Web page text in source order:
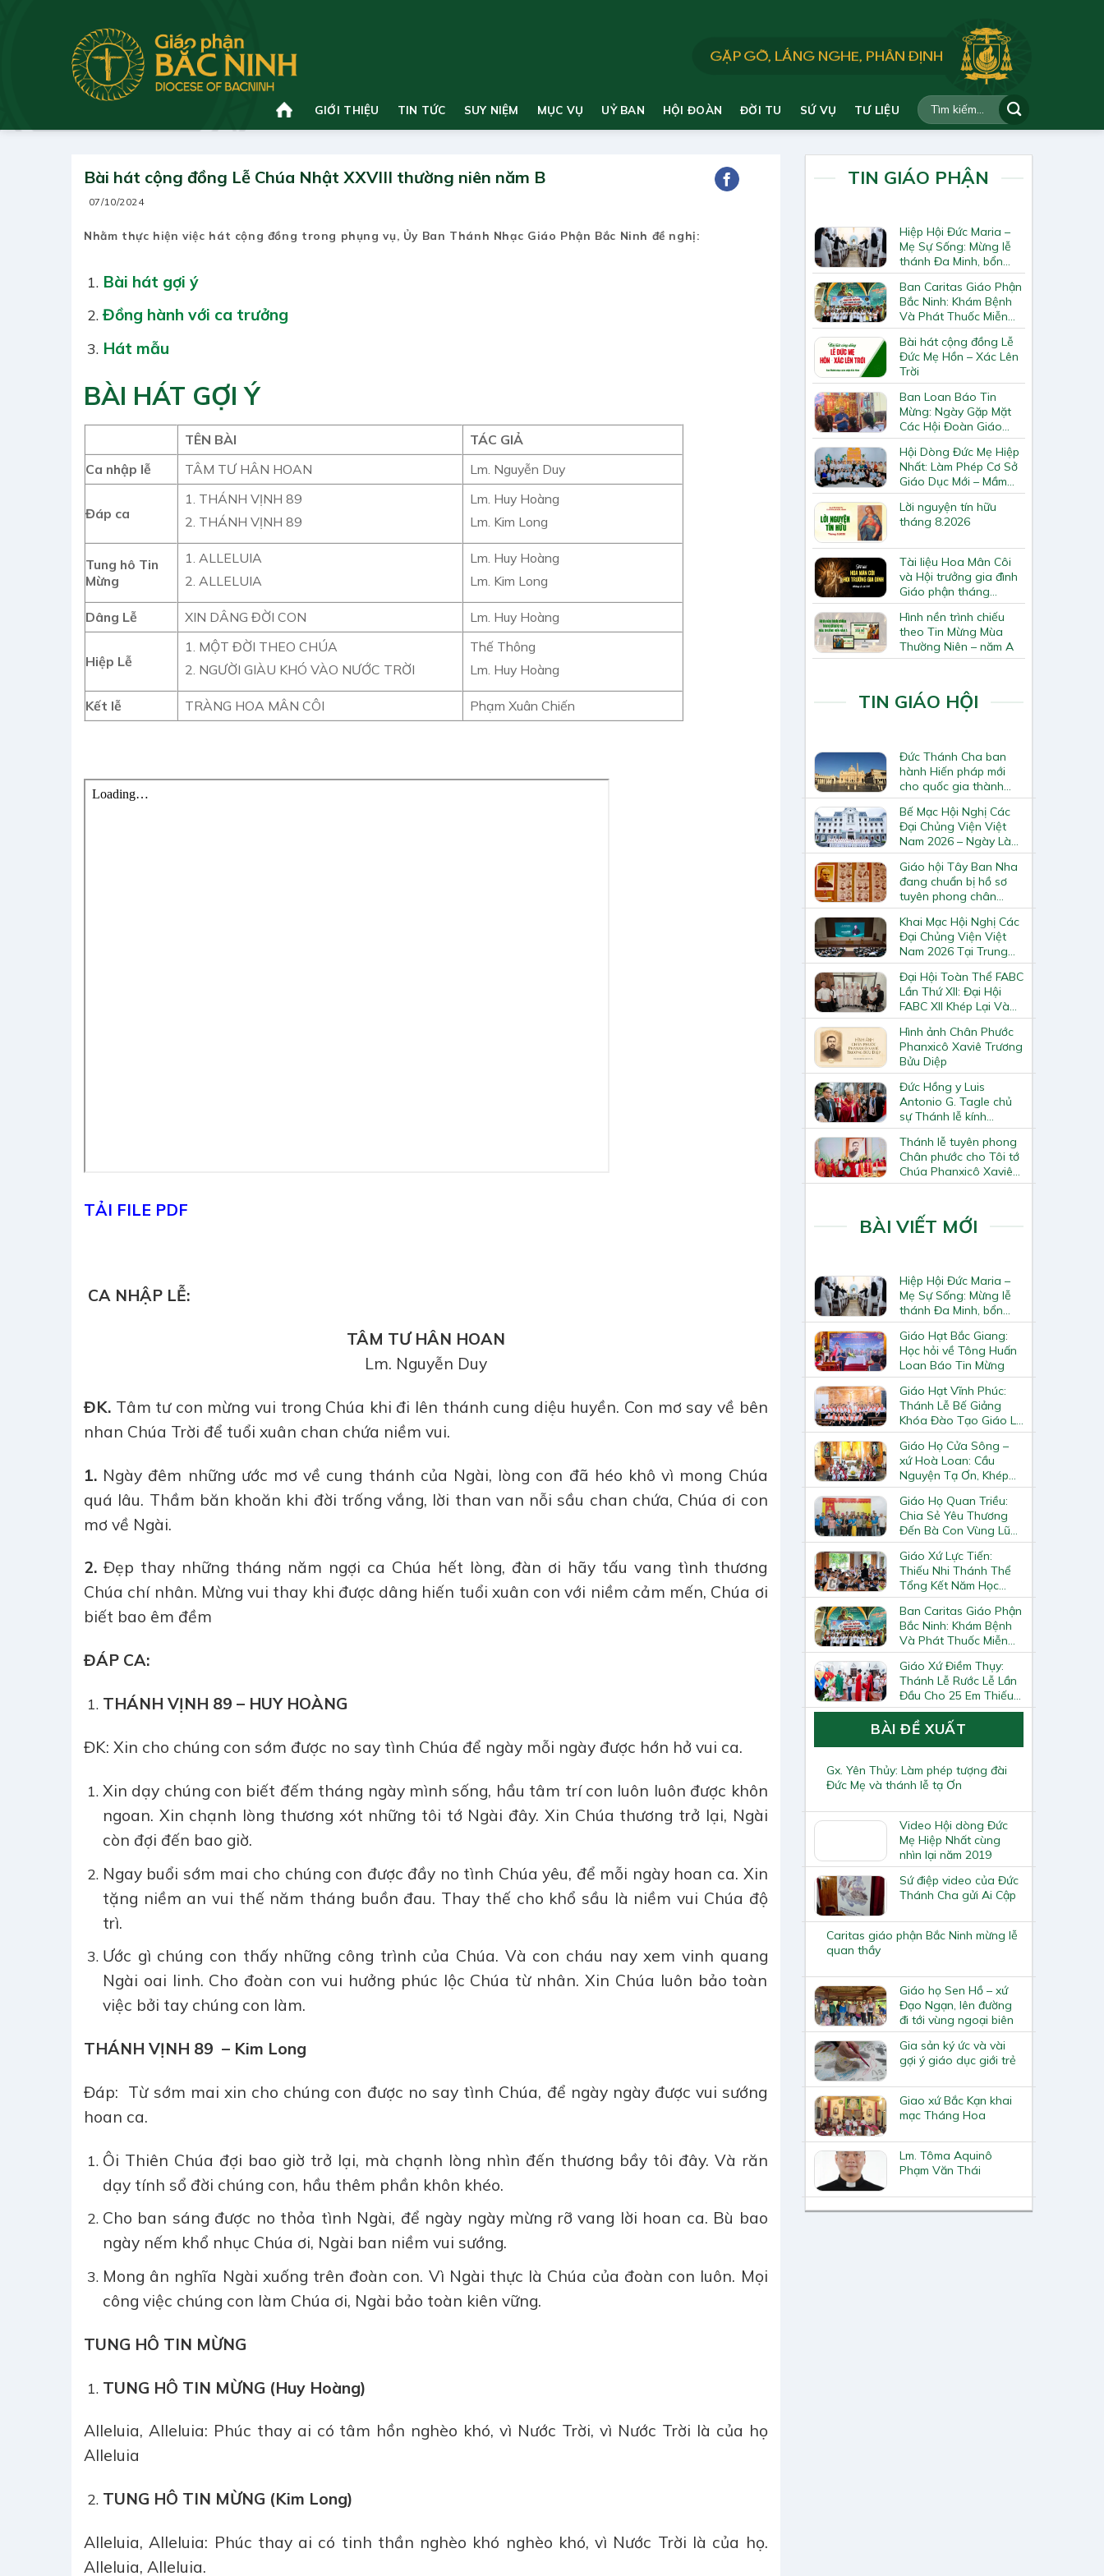
GIỚI THIỆU TIN TỨC SUY NIỆM MỤC VỤ UỶ BAN HỘI ĐOÀN ĐỜI TU SỨ VỤ TƯ LIỆU
Bài hát cộng đồng Lễ Chúa Nhật XXVIII thường niên năm B
07/10/2024
Nhằm thực hiện việc hát cộng đồng trong phụng vụ, Ủy Ban Thánh Nhạc Giáo Phận Bắc Ninh đề nghị:
Bài hát gợi ý
Đồng hành với ca trưởng
Hát mẫu
BÀI HÁT GỢI Ý
TÊN BÀI
TÁC GIẢ
Ca nhập lễ
TÂM TƯ HÂN HOAN Lm. Nguyễn Duy
Đáp ca
1. THÁNH VỊNH 89
2. THÁNH VỊNH 89
Lm. Huy Hoàng
Lm. Kim Long
Tung hô Tin
Mừng
1. ALLELUIA
2. ALLELUIA
Lm. Huy Hoàng
Lm. Kim Long
Dâng Lễ XIN DÂNG ĐỜI CON Lm. Huy Hoàng
Hiệp Lễ
1. MỘT ĐỜI THEO CHÚA
2. NGƯỜI GIÀU KHÓ VÀO NƯỚC TRỜI
Thế Thông
Lm. Huy Hoàng
Kết lễ TRÀNG HOA MÂN CÔI Phạm Xuân Chiến
TẢI FILE PDF
CA NHẬP LỄ:
TÂM TƯ HÂN HOAN
Lm. Nguyễn Duy
ĐK. Tâm tư con mừng vui trong Chúa khi đi lên thánh cung diệu huyền. Con mơ say về bên
nhan Chúa Trời để tuổi xuân chan chứa niềm vui.
1. Ngày đêm những ước mơ về cung thánh của Ngài, lòng con đã héo khô vì mong Chúa
quá lâu. Thầm băn khoăn khi đời trống vắng, lời than van nỗi sầu chan chứa, Chúa ơi con
mơ về Ngài.
2. Đẹp thay những tháng năm ngợi ca Chúa hết lòng, đàn ơi hãy tấu vang tình thương
Chúa chí nhân. Mừng vui thay khi được dâng hiến tuổi xuân con với niềm cảm mến, Chúa ơi
biết bao êm đềm
ĐÁP CA:
THÁNH VỊNH 89 – HUY HOÀNG
ĐK: Xin cho chúng con sớm được no say tình Chúa để ngày mỗi ngày được hớn hở vui ca.
Xin dạy chúng con biết đếm tháng ngày mình sống, hầu tâm trí con luôn luôn được khôn
ngoan. Xin chạnh lòng thương xót những tôi tớ Ngài đây. Xin Chúa thương trở lại, Ngài
còn đợi đến bao giờ.
Ngay buổi sớm mai cho chúng con được đầy no tình Chúa yêu, để mỗi ngày hoan ca. Xin
tặng niềm an vui thế năm tháng buồn đau. Thay thế cho khổ sầu là niềm vui Chúa độ
trì.
Ước gì chúng con thấy những công trình của Chúa. Và con cháu nay xem vinh quang
Ngài oai linh. Cho đoàn con vui hưởng phúc lộc Chúa từ nhân. Xin Chúa luôn bảo toàn
việc bởi tay chúng con làm.
THÁNH VỊNH 89 – Kim Long
Đáp: Từ sớm mai xin cho chúng con được no say tình Chúa, để ngày ngày được vui sướng
hoan ca.
Ôi Thiên Chúa đợi bao giờ trở lại, mà chạnh lòng nhìn đến thương bầy tôi đây. Và răn
dạy tính sổ đời chúng con, hầu thêm phần khôn khéo.
Cho ban sáng được no thỏa tình Ngài, để ngày ngày mừng rỡ vang lời hoan ca. Bù bao
ngày nếm khổ nhục Chúa ơi, Ngài ban niềm vui sướng.
Mong ân nghĩa Ngài xuống trên đoàn con. Vì Ngài thực là Chúa của đoàn con luôn. Mọi
công việc chúng con làm Chúa ơi, Ngài bảo toàn kiên vững.
TUNG HÔ TIN MỪNG
TUNG HÔ TIN MỪNG (Huy Hoàng)
Alleluia, Alleluia: Phúc thay ai có tâm hồn nghèo khó, vì Nước Trời, vì Nước Trời là của họ
Alleluia
TUNG HÔ TIN MỪNG (Kim Long)
Alleluia, Alleluia: Phúc thay ai có tinh thần nghèo khó nghèo khó, vì Nước Trời là của họ.
Alleluia, Alleluia.
TIN GIÁO PHẬN
Hiệp Hội Đức Maria –
Mẹ Sự Sống: Mừng lễ
thánh Đa Minh, bổn
mạng Hiệp Hội
Ban Caritas Giáo Phận
Bắc Ninh: Khám Bệnh
Và Phát Thuốc Miễn
Phí Tại Giáo Xứ Đồng
Chương
Bài hát cộng đồng Lễ
Đức Mẹ Hồn – Xác Lên
Trời
Ban Loan Báo Tin
Mừng: Ngày Gặp Mặt
Các Hội Đoàn Giáo
Hạt Bắc Giang
Hội Dòng Đức Mẹ Hiệp
Nhất: Làm Phép Cơ Sở
Giáo Dục Mới – Mầm
Non Thiên Ân
Lời nguyện tín hữu
tháng 8.2026
Tài liệu Hoa Mân Côi
và Hội trưởng gia đình
Giáo phận tháng
8.2026
Hình nền trình chiếu
theo Tin Mừng Mùa
Thường Niên – năm A
TIN GIÁO HỘI
Đức Thánh Cha ban
hành Hiến pháp mới
cho quốc gia thành
Vatican
Bế Mạc Hội Nghị Các
Đại Chủng Viện Việt
Nam 2026 – Ngày Làm
Việc Cuối Cùng
Giáo hội Tây Ban Nha
đang chuẩn bị hồ sơ
tuyên phong chân
phước và phong thánh
cho 3.344 vị
Khai Mạc Hội Nghị Các
Đại Chủng Viện Việt
Nam 2026 Tại Trung
Tâm Mục Vụ Giáo
Phận Vinh
Đại Hội Toàn Thể FABC
Lần Thứ XII: Đại Hội
FABC XII Khép Lại Và
Mở Ra Một Hành Trình
Mới Cho Giáo Hội Tại
Châu Á
Hình ảnh Chân Phước
Phanxicô Xaviê Trương
Bửu Diệp
Đức Hồng y Luis
Antonio G. Tagle chủ
sự Thánh lễ kính
Thánh Tô-ma Tông đồ
tại Nhà thờ Chính tòa
Hà Nội
Thánh lễ tuyên phong
Chân phước cho Tôi tớ
Chúa Phanxicô Xaviê
Trương Bửu Diệp
BÀI VIẾT MỚI
Hiệp Hội Đức Maria –
Mẹ Sự Sống: Mừng lễ
thánh Đa Minh, bổn
mạng Hiệp Hội
Giáo Hạt Bắc Giang:
Học hỏi về Tông Huấn
Loan Báo Tin Mừng
Giáo Hạt Vĩnh Phúc:
Thánh Lễ Bế Giảng
Khóa Đào Tạo Giáo Lý
Viên – Huynh Trưởng
Cấp II
Giáo Họ Cửa Sông –
xứ Hoà Loan: Cầu
Nguyện Tạ Ơn, Khép
Lại Khóa Huấn Luyện
Giáo Lý Viên Cấp II
Giáo Họ Quan Triều:
Chia Sẻ Yêu Thương
Đến Bà Con Vùng Lũ
Lai Châu
Giáo Xứ Lực Tiến:
Thiếu Nhi Thánh Thể
Tổng Kết Năm Học
Giáo Lý
Ban Caritas Giáo Phận
Bắc Ninh: Khám Bệnh
Và Phát Thuốc Miễn
Phí Tại Giáo Xứ Đồng
Chương
Giáo Xứ Điềm Thụy:
Thánh Lễ Rước Lễ Lần
Đầu Cho 25 Em Thiếu
Nhi
BÀI ĐỀ XUẤT
Gx. Yên Thủy: Làm phép tượng đài
Đức Mẹ và thánh lễ tạ Ơn
Video Hội dòng Đức
Mẹ Hiệp Nhất cùng
nhìn lại năm 2019
Sứ điệp video của Đức
Thánh Cha gửi Ai Cập
Caritas giáo phận Bắc Ninh mừng lễ
quan thầy
Giáo họ Sen Hồ – xứ
Đạo Ngạn, lên đường
đi tới vùng ngoại biên
Gia sản ký ức và vài
gợi ý giáo dục giới trẻ
Giao xứ Bắc Kạn khai
mạc Tháng Hoa
Lm. Tôma Aquinô
Phạm Văn Thái